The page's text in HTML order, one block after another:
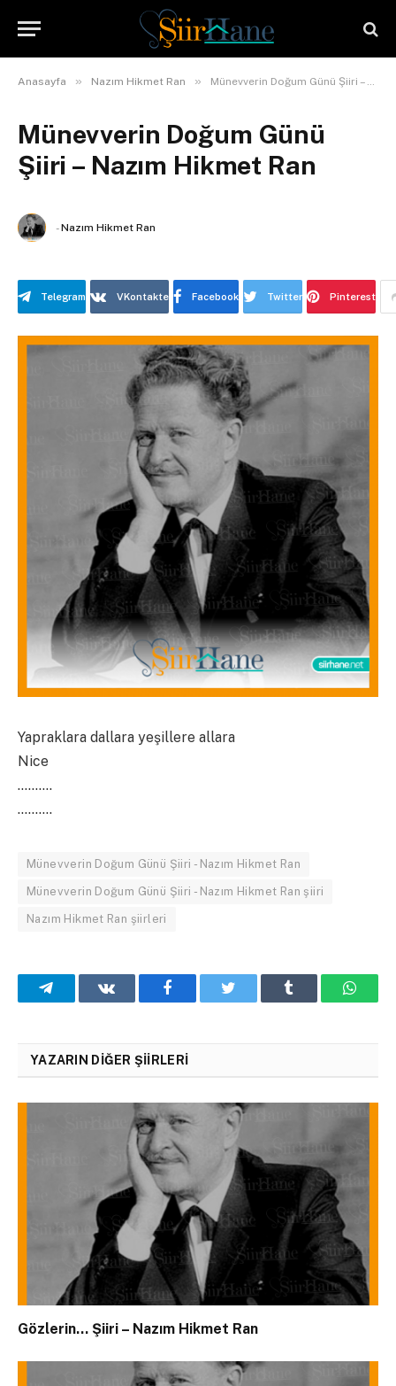
Anasayfa » Nazım Hikmet Ran » Münevverin Doğum Günü Şiiri – Nazım Hikmet Ran
Münevverin Doğum Günü
Şiiri – Nazım Hikmet Ran
-Nazım Hikmet Ran
Telegram VKontakte Facebook Twitter Pinterest
Yapraklara dallara yeşillere allara
Nice
……….
……….
Münevverin Doğum Günü Şiiri - Nazım Hikmet Ran
Münevverin Doğum Günü Şiiri - Nazım Hikmet Ran şiiri
Nazım Hikmet Ran şiirleri
TelegramVKontakteFacebookTwitter
YAZARIN DIĞER ŞIIRLERI
Gözlerin… Şiiri – Nazım Hikmet Ran